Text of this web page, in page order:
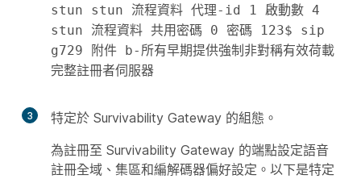
stun stun 流程資料 代理-id 1 啟動數 4
stun 流程資料 共用密碼 0 密碼 123$ sip
g729 附件 b-所有早期提供強制非對稱有效荷載
完整註冊者伺服器
3
特定於 Survivability Gateway 的組態。
為註冊至 Survivability Gateway 的端點設定語音
註冊全域、集區和編解碼器偏好設定。以下是特定